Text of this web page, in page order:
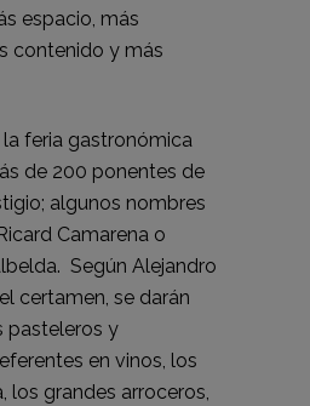
espacio, más
contenido y más
la feria gastronómica
de 200 ponentes de
algunos nombres
Camarena o
Según Alejandro
certamen, se darán
pasteleros y
en vinos, los
los grandes arroceros,